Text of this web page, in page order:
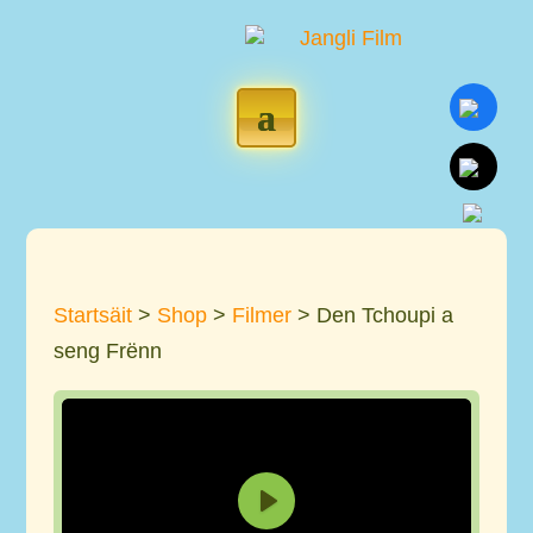
Startsäit> Shop> Filmer> Den Tchoupi a
seng Frënn